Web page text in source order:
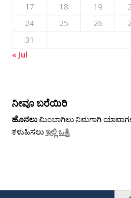
17
18 19
24
25 26
31
« Jul
ನೀವೂ ಬರೆಯಿರಿ
ಹೊನಲುಮಿಂಬಾಗಿಲು ನಿಮಗಾಗಿ
ಕಳುಹಿಸಲುಇಲ್ಲಿ ಒತ್ತಿ.